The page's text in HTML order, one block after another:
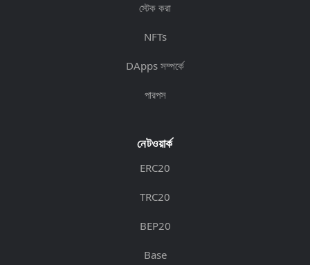
স্টেক করা
NFTs
DApps সম্পর্কে
পারপস
নেটওয়ার্ক
ERC20
TRC20
BEP20
Base